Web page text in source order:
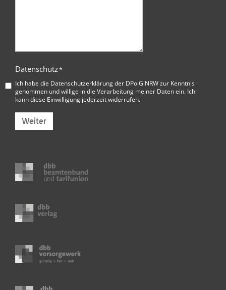
Datenschutz*
Ich habe die Datenschutzerklärung der DPolG NRWzur Kenntnis
genommen und willige in die Verarbeitung meiner Daten ein. Ich
kann diese Einwilligung jederzeit widerrufen.
Weiter